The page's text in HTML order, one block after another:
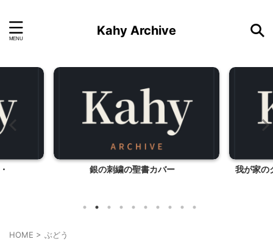
Kahy Archive
銀の刺繍の聖書カバー 我が家の
HOME > ぶどう